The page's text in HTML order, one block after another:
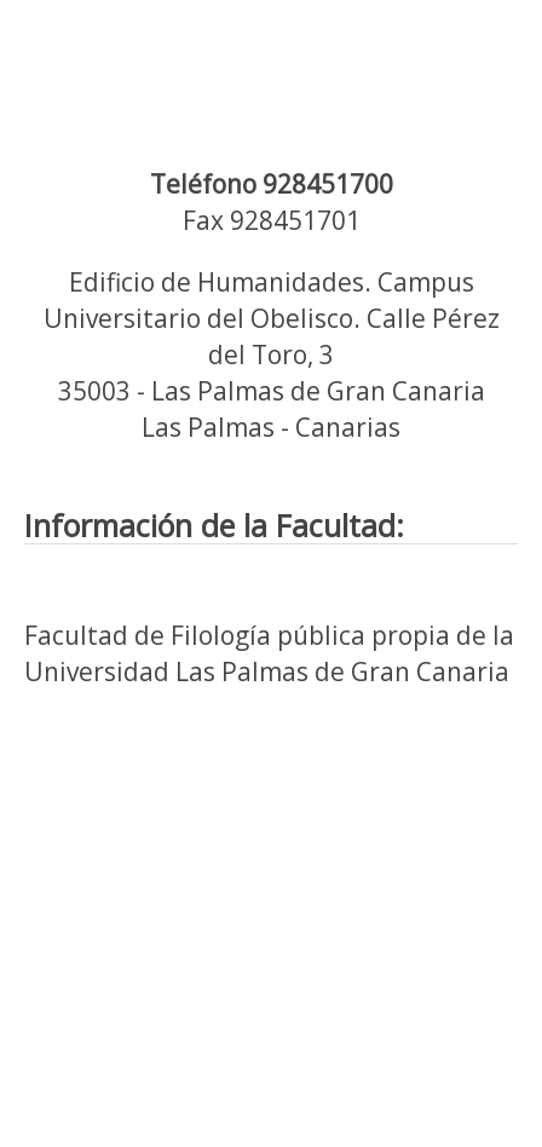
Teléfono 928451700
Fax 928451701
Edificio de Humanidades. Campus
Universitario del Obelisco. Calle Pérez
del Toro, 3
35003 - Las Palmas de Gran Canaria
Las Palmas - Canarias
Información de la Facultad:
Facultad de Filología pública propia de la
Universidad Las Palmas de Gran Canaria